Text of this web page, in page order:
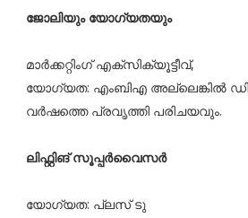
ജോലിയും യോഗ്യതയും
മാർക്കറ്റിംഗ് എക്‌സിക്യൂട്ടീവ്,
യോഗ്യത: എംബിഎ അല്ലെങ്കിൽ
വർഷത്തെ പ്രവൃത്തി പരിചയവും.
ലിഫ്റ്റിങ് സൂപ്പർവൈസർ
യോഗ്യത: പ്ലസ് ടു